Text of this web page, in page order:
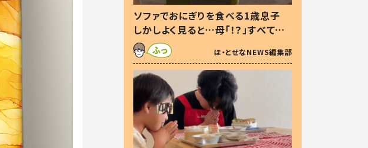
ソファでおにぎりを食べる1歳息子
しかしよく見ると…母「！？」すべてを
察した母の投稿に「可愛いから許
す！」「現行犯〜」
ほ・とせなNEWS編集部